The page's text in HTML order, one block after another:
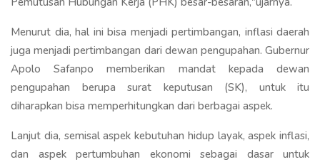
Menurut dia, hal ini bisa menjadi pertimbangan, inflasi daerah
juga menjadi pertimbangan dari dewan pengupahan. Gubernur
Apolo Safanpo memberikan mandat kepada dewan
pengupahan berupa surat keputusan (SK), untuk itu
diharapkan bisa memperhitungkan dari berbagai aspek.
Lanjut dia, semisal aspek kebutuhan hidup layak, aspek inflasi,
dan aspek pertumbuhan ekonomi sebagai dasar untuk